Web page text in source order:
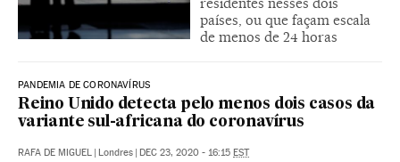
países, ou que façam escala
de menos de 24 horas
PANDEMIA DE CORONAVÍRUS
Reino Unido detecta pelo menos dois casos da
variante sul-africana do coronavírus
RAFA DE MIGUEL | Londres | DEC 23, 2020 - 16:15 EST